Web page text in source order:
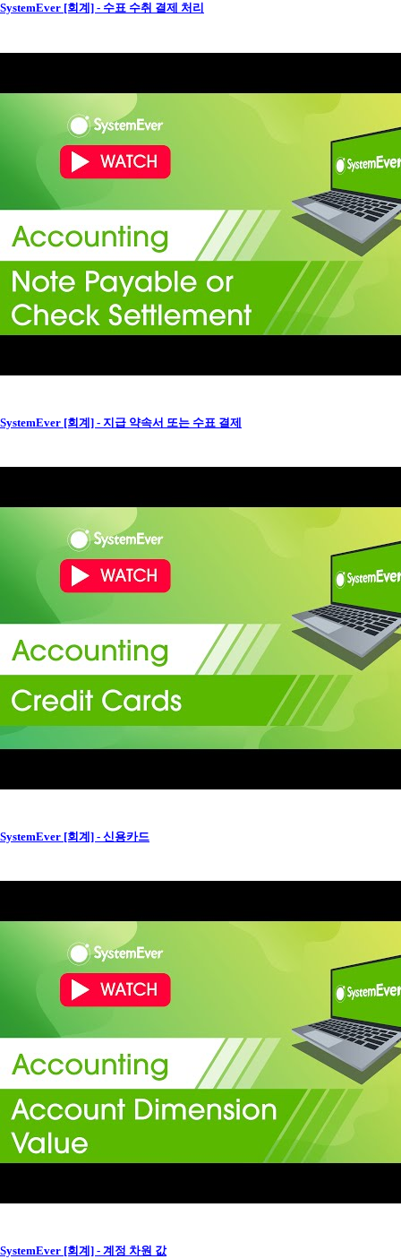
SystemEver [회계] - 수표 수취 결제 처리
SystemEver [회계] - 지급 약속서 또는 수표 결제
SystemEver [회계] - 신용카드
SystemEver [회계] - 계정 차원 값